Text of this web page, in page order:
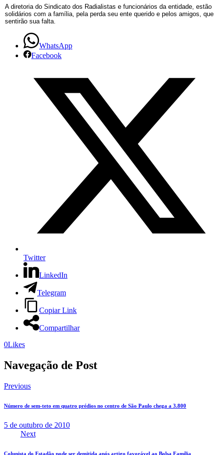
A diretoria do Sindicato dos Radialistas e funcionários da entidade, estão
solidários com a família, pela perda seu ente querido e pelos amigos, que
sentirão sua falta.
WhatsApp
Facebook
Twitter
LinkedIn
Telegram
Copiar Link
Compartilhar
0Likes
Navegação de Post
Previous
Número de sem-teto em quatro prédios no centro de São Paulo chega a 3.800
5 de outubro de 2010
Next
Colunista do Estadão pode ser demitida após artigo favorável ao Bolsa Família